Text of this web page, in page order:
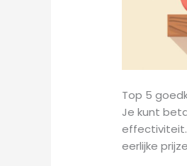
Top 5
Je kunt
eerlijke